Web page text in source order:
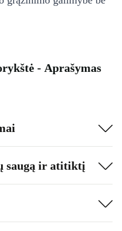
- Aprašymas
saugą ir atitiktį